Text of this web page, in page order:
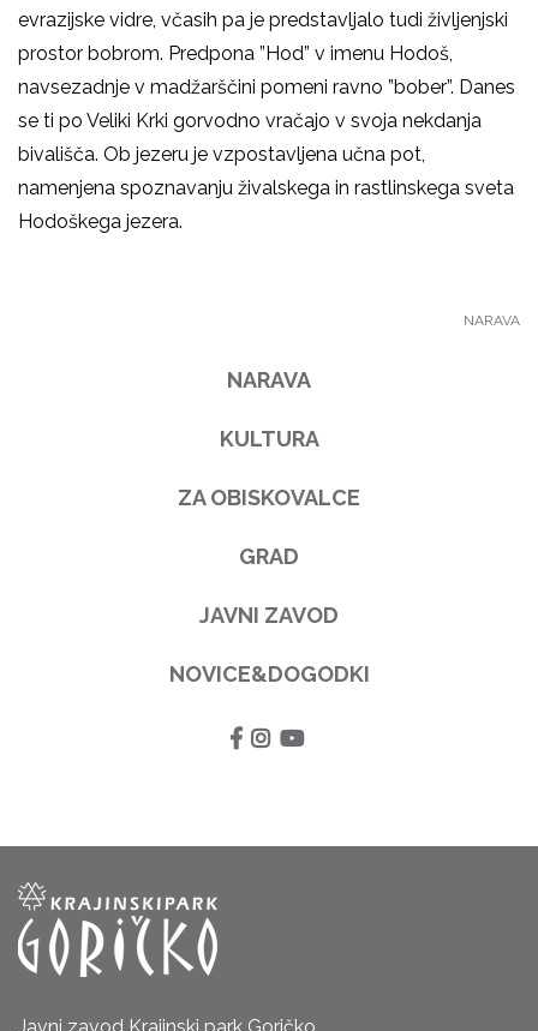
evrazijske vidre, včasih pa je predstavljalo tudi življenjski
prostor bobrom. Predpona ”Hod” v imenu Hodoš,
navsezadnje v madžarščini pomeni ravno ”bober”. Danes
se ti po Veliki Krki gorvodno vračajo v svoja nekdanja
bivališča. Ob jezeru je vzpostavljena učna pot,
namenjena spoznavanju živalskega in rastlinskega sveta
Hodoškega jezera.
NARAVA
NARAVA
KULTURA
ZA OBISKOVALCE
GRAD
JAVNI ZAVOD
NOVICE&DOGODKI